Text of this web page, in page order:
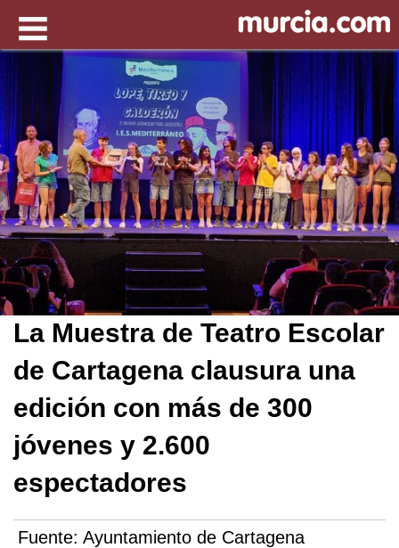
La Muestra de Teatro Escolar
de Cartagena clausura una
edición con más de 300
jóvenes y 2.600
espectadores
Fuente: Ayuntamiento de Cartagena